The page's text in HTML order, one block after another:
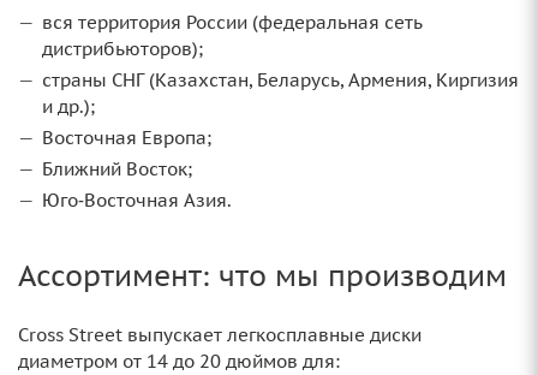
вся территория России (федеральная сеть
дистрибьюторов);
страны СНГ (Казахстан, Беларусь, Армения, Киргизия
и др.);
Восточная Европа;
Ближний Восток;
Юго‑Восточная Азия.
Ассортимент: что мы производим
Cross Street выпускает легкосплавные диски
диаметром от 14 до 20 дюймов для: